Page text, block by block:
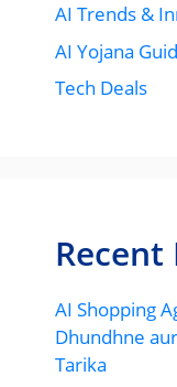
AI Trends &
AI Yojana
Tech Deals
Recent
AI Shopping
Dhundhne
Tarika